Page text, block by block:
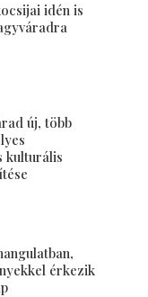
idén is
új, több
kulturális
érkezik